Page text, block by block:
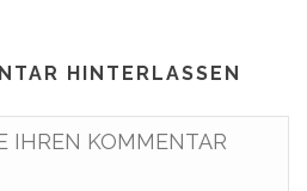
HINTERLASSEN